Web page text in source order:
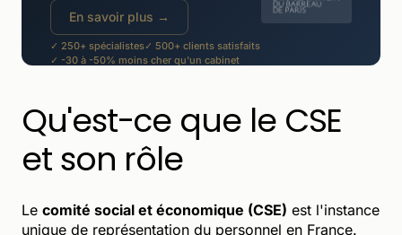
En savoir plus →
✓ 250+ spécialistes✓ 500+ clients satisfaits
✓ -30 à -50% moins cher qu'un cabinet
Qu'est-ce que le CSE
et son rôle
Le comité social et économique (CSE) est l'instance
unique de représentation du personnel en France.